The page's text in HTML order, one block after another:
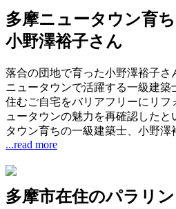
多摩ニュータウン育
小野澤裕子さん
落合の団地で育った小野澤裕子
ニュータウンで活躍する一級建築
住むご自宅をバリアフリーにリフ
ュータウンの魅力を再確認した
タウン育ちの一級建築士、小野澤
...read more
多摩市在住のパラリ